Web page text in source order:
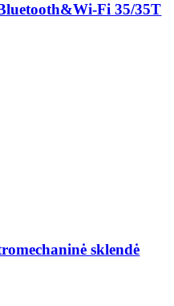
Fi 35/35T
sklendė